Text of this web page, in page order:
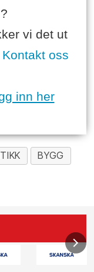
vi det ut
Kontakt oss
inn her
BYGG